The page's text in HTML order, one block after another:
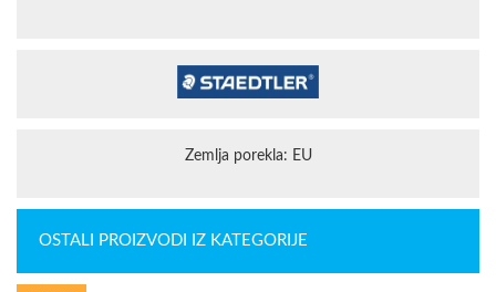
Zemlja porekla: EU
OSTALI PROIZVODI IZ KATEGORIJE